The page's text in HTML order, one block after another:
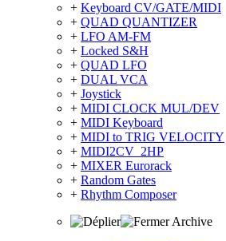
+ Keyboard CV/GATE/MIDI
+ QUAD QUANTIZER
+ LFO AM-FM
+ Locked S&H
+ QUAD LFO
+ DUAL VCA
+ Joystick
+ MIDI CLOCK MUL/DEV
+ MIDI Keyboard
+ MIDI to TRIG VELOCITY
+ MIDI2CV_2HP
+ MIXER Eurorack
+ Random Gates
+ Rhythm Composer
Archive